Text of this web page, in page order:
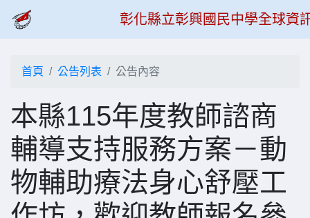
彰化縣立彰興國民中學全球資
首頁 公告列表 公告內容
本縣115年度教師諮商
輔導支持服務方案－動
物輔助療法身心舒壓工